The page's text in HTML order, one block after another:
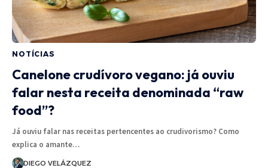
NOTÍCIAS
Canelone crudívoro vegano: já ouviu
falar nesta receita denominada “raw
food”?
Já ouviu falar nas receitas pertencentes ao crudivorismo? Como
explica o amante…
DIEGO VELÁZQUEZ